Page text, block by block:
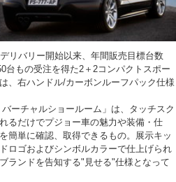
リバリー開始以来、年間販売目標台数
台もの受注を得た2＋2コンパクトスポー
、右ハンドル/カーボンルーフパック仕様
ーチャルショールーム」は、タッチスク
るだけでプジョー車の魅力や装備・仕
簡単に確認、取得できるもの。展示キッ
ロゴおよびシンボルカラーで仕上げられ
ランドを告知する"見せる"仕様となって